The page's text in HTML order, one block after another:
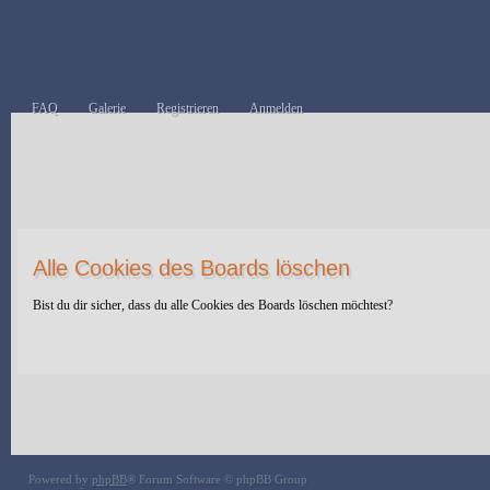
FAQ Galerie Registrieren Anmelden
Alle Cookies des Boards löschen
Bist du dir sicher, dass du alle Cookies des Boards löschen möchtest?
Powered by phpBB® Forum Software © phpBB Group